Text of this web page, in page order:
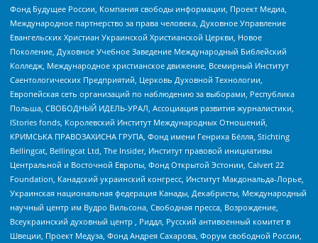
Фонд Будущее России, Компания свободы информации, Проект Медиа,
Международное партнерство за права человека, Духовное Управление
Евангельских Христиан Украинской Христианской Церкви, Новое
Поколение, Духовное Учебное Заведение Международный Библейский
Колледж, Международное христианское движение, Всемирный Институт
Саентологических Предприятий, Церковь Духовной Технологии,
Европейская сеть организаций по наблюдению за выборами, Республика
Польша, СВОБОДНЫЙ ИДЕЛЬ-УРАЛ, Ассоциация развития журналистики,
IStories fonds, Королевский Институт Международных Отношений,
КРИМСЬКА ПРАВОЗАХИСНА ГРУПА, Фонд имени Генриха Бёлля, Stichting
Bellingcat, Bellingcat Ltd, The Insider, Институт правовой инициативы
Центральной и Восточной Европы, Фонд Открытой Эстонии, Calvert 22
Foundation, Канадский украинский конгресс, Институт Макдональда-Лорье,
Украинская национальная федерация Канады, Декабристы, Международный
научный центр им Вудро Вильсона, Свободная пресса, Возрождение,
Всеукраинский духовный центр , Риддл, Русский антивоенный комитет в
Швеции, Проект Медуза, Фонд Андрея Сахарова, Форум свободной России,